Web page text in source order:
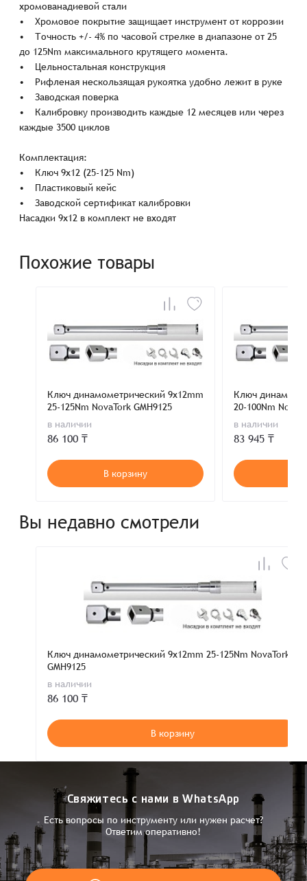
хромованадиевой стали
• Хромовое покрытие защищает инструмент от коррозии
• Точность +/- 4% по часовой стрелке в диапазоне от 25
до 125Nm максимального крутящего момента.
• Цельностальная конструкция
• Рифленая нескользящая рукоятка удобно лежит в руке
• Заводская поверка
• Калибровку производить каждые 12 месяцев или через
каждые 3500 циклов
Комплектация:
• Ключ 9x12 (25-125 Nm)
• Пластиковый кейс
• Заводской сертификат калибровки
Насадки 9х12 в комплект не входят
Похожие товары
Ключ динамометрический 9x12mm
25-125Nm NovaTork GMH9125
в наличии
86 100 ₸
В корзину
Ключ
20-100Nm
в наличии
83 945 ₸
Вы недавно смотрели
Ключ динамометрический 9x12mm 25-125Nm NovaTork
GMH9125
в наличии
86 100 ₸
В корзину
Свяжитесь с нами в WhatsApp
Есть вопросы по инструменту или нужен расчет?
Ответим оперативно!